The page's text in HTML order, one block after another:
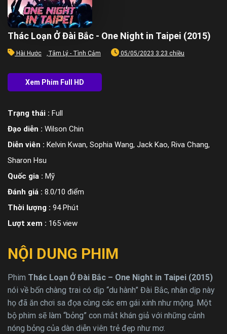
Thác Loạn Ở Đài Bắc - One Night in Taipei (2015)
Hài Hước ,Tâm Lý - Tình Cảm 05/05/2023 3:23 chiều
Trạng thái : Full
Đạo diễn : Wilson Chin
Diễn viên : Kelvin Kwan, Sophia Wang, Jack Kao, Riva Chang,
Sharon Hsu
Quốc gia : Mỹ
Đánh giá : 8.0/10 điểm
Thời lượng : 94 Phút
Lượt xem : 165 view
NỘI DUNG PHIM
Phim Thác Loạn Ở Đài Bắc – One Night in Taipei (2015)
nói về bốn chàng trai có dịp “du hành” Đài Bắc, nhân dịp này
họ đã ăn chơi sa đọa cùng các em gái xinh như mộng. Một
bộ phim sẽ làm “bỏng” con mắt khán giả với những cảnh
nóng bỏng của dàn diễn viên trẻ đẹp như mơ.